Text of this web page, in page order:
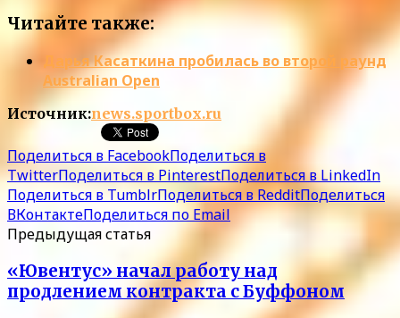
Читайте также:
Дарья Касаткина пробилась во второй раунд
Australian Open
Источник:news.sportbox.ru
Поделиться в FacebookПоделиться в
TwitterПоделиться в PinterestПоделиться в LinkedIn
Поделиться в TumblrПоделиться в RedditПоделиться
ВКонтактеПоделиться по Email
Предыдущая статья
«Ювентус» начал работу над
продлением контракта с Буффоном